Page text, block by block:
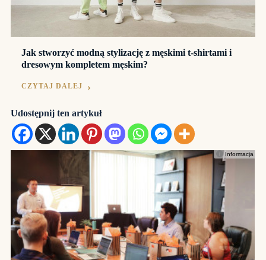
Jak stworzyć modną stylizację z męskimi t-shirtami i
dresowym kompletem męskim?
CZYTAJ DALEJ
Udostępnij ten artykuł